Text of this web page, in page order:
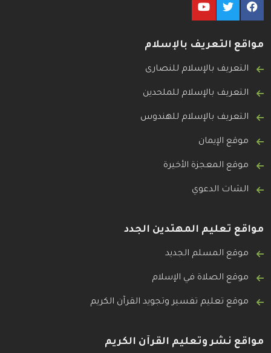
مواقع التعريف بالإسلام
التعريف بالإسلام للنصارى
التعريف بالإسلام للملحدين
التعريف بالإسلام للهندوس
موقع الإيمان
موقع المعجزة الأخيرة
الشات الدعوي
مواقع تعليم المهتدين الجدد
موقع المسلم الجديد
موقع الصلاة في الإسلام
موقع تعليم تفسير وتجويد القرآن الكريم
مواقع نشر وتعليم القرآن الكريم